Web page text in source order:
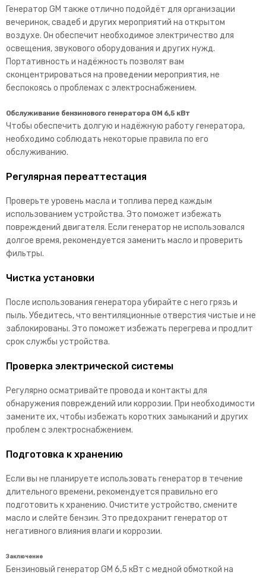
Генератор GM также отлично подойдёт для организации
вечеринок, свадеб и других мероприятий на открытом
воздухе. Он обеспечит необходимое электричество для
освещения, звукового оборудования и других нужд.
Портативность и надёжность позволят вам
сконцентрироваться на проведении мероприятия, не
беспокоясь о проблемах с электроснабжением.
Обслуживание бензинового генератора GM 6,5 кВт
Чтобы обеспечить долгую и надёжную работу генератора,
необходимо соблюдать некоторые правила по его
обслуживанию.
Регулярная переаттестация
Проверьте уровень масла и топлива перед каждым
использованием устройства. Это поможет избежать
повреждений двигателя. Если генератор не использовался
долгое время, рекомендуется заменить масло и проверить
фильтры.
Чистка установки
После использования генератора убирайте с него грязь и
пыль. Убедитесь, что вентиляционные отверстия чистые и не
заблокированы. Это поможет избежать перегрева и продлит
срок службы устройства.
Проверка электрической системы
Регулярно осматривайте провода и контакты для
обнаружения повреждений или коррозии. При необходимости
замените их, чтобы избежать коротких замыканий и других
проблем с электроснабжением.
Подготовка к хранению
Если вы не планируете использовать генератор в течение
длительного времени, рекомендуется правильно его
подготовить к хранению. Очистите устройство, смените
масло и слейте бензин. Это предохранит генератор от
негативного влияния влаги и коррозии.
Заключение
Бензиновый генератор GM 6,5 кВт с медной обмоткой на